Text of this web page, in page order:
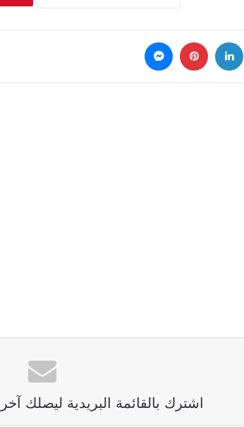
لينكدإن بينتيريست
اشترك بالقائمة البريدية ليصلك